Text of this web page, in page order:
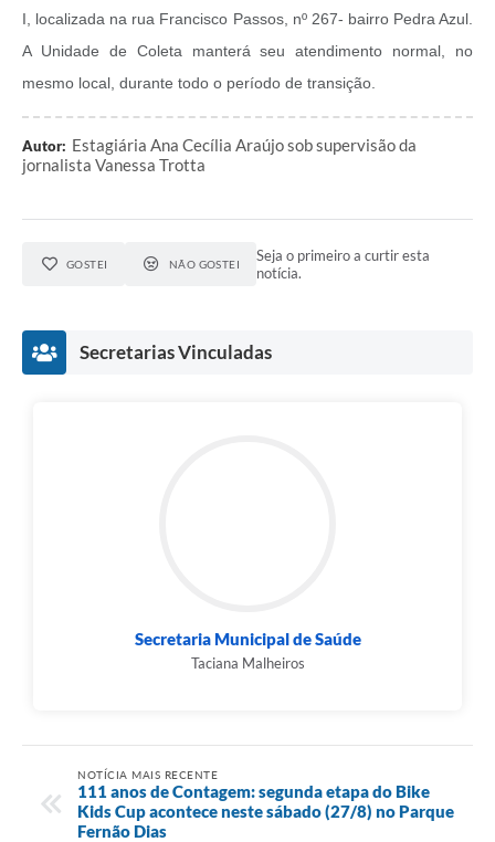
I, localizada na rua Francisco Passos, nº 267- bairro Pedra Azul.
A Unidade de Coleta manterá seu atendimento normal, no
mesmo local, durante todo o período de transição.
Autor: Estagiária Ana Cecília Araújo sob supervisão da
jornalista Vanessa Trotta
GOSTEI NÃO GOSTEI
Seja o primeiro a curtir esta
notícia.
Secretarias Vinculadas
Secretaria Municipal de Saúde
Taciana Malheiros
NOTÍCIA MAIS RECENTE
111 anos de Contagem: segunda etapa do Bike
Kids Cup acontece neste sábado (27/8) no Parque
Fernão Dias